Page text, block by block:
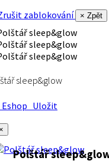
zablokování
× Zpět
sleep&glow
Uložit
Polštář